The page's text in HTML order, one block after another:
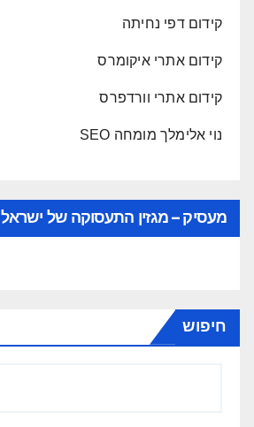
קידום דפי נחיתה
קידום אתרי איקומרס
קידום אתרי וורדפרס
נוי אלימלך מומחה SEO
מעסיק – מגזין התעסוקה של ישראל
חיפוש